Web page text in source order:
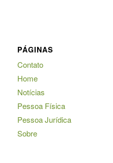
PÁGINAS
Contato
Home
Notícias
Pessoa Física
Pessoa Jurídica
Sobre